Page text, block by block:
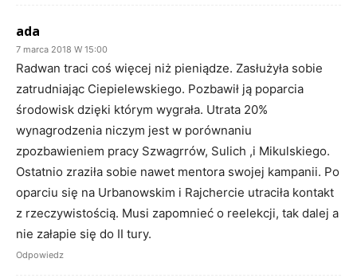
ada
7 marca 2018 W 15:00
Radwan traci coś więcej niż pieniądze. Zasłużyła sobie
zatrudniając Ciepielewskiego. Pozbawił ją poparcia
środowisk dzięki którym wygrała. Utrata 20%
wynagrodzenia niczym jest w porównaniu
zpozbawieniem pracy Szwagrrów, Sulich ,i Mikulskiego.
Ostatnio zraziła sobie nawet mentora swojej kampanii. Po
oparciu się na Urbanowskim i Rajchercie utraciła kontakt
z rzeczywistością. Musi zapomnieć o reelekcji, tak dalej a
nie załapie się do II tury.
Odpowiedz